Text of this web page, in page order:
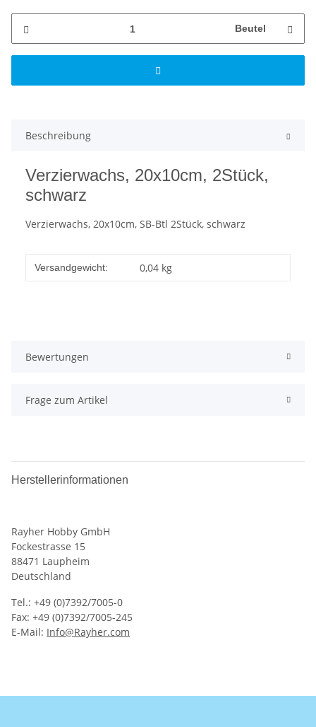
Beutel
Beschreibung
Verzierwachs, 20x10cm, 2Stück,
schwarz
Verzierwachs, 20x10cm, SB-Btl 2Stück, schwarz
Versandgewicht: 0,04 kg
Bewertungen
Frage zum Artikel
Herstellerinformationen
Rayher Hobby GmbH
Fockestrasse 15
88471 Laupheim
Deutschland
Tel.: +49 (0)7392/7005-0
Fax: +49 (0)7392/7005-245
E-Mail: Info@Rayher.com